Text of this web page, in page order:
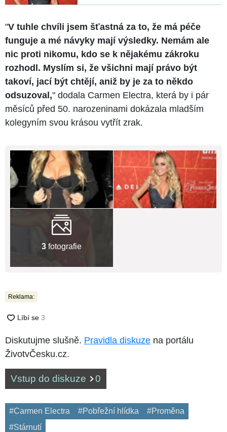
"V tuhle chvíli jsem šťastná za to, že má péče
funguje a mé návyky mají výsledky. Nemám ale
nic proti nikomu, kdo se k nějakému zákroku
rozhodl. Myslím si, že všichni mají právo být
takoví, jací být chtějí, aniž by je za to někdo
odsuzoval," dodala Carmen Electra, která by i pár
měsíců před 50. narozeninami dokázala mladším
kolegyním svou krásou vytřít zrak.
3 fotografie
Reklama:
Diskutujme slušně. Pravidla diskuze na portálu
ŽivotvČesku.cz.
Vstup do diskuze 0
#Carmen Electra #Pobřežní hlídka
#Proměna
#Stárnutí